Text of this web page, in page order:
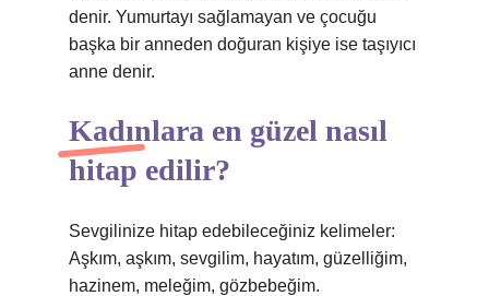
denir. Yumurtayı sağlamayan ve çocuğu
başka bir anneden doğuran kişiye ise taşıyıcı
anne denir.
Kadınlara en güzel nasıl
hitap edilir?
Sevgilinize hitap edebileceğiniz kelimeler:
Aşkım, aşkım, sevgilim, hayatım, güzelliğim,
hazinem, meleğim, gözbebeğim.